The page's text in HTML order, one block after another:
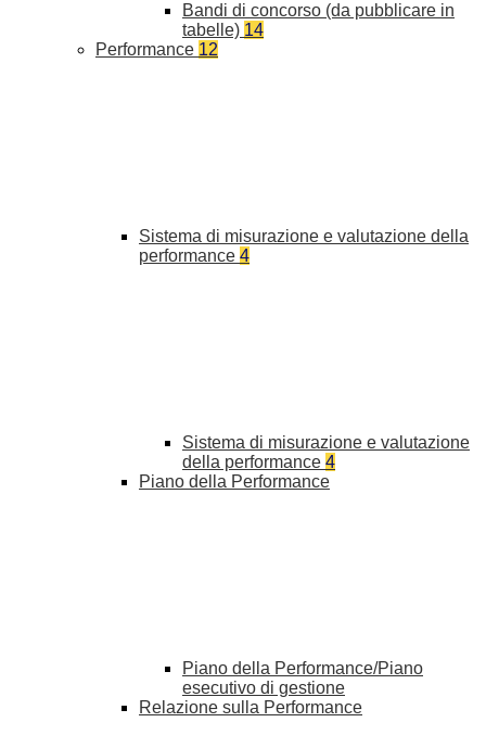
Bandi di concorso (da pubblicare in
tabelle) 14
Performance 12
Sistema di misurazione e valutazione della
performance 4
Sistema di misurazione e valutazione
della performance 4
Piano della Performance
Piano della Performance/Piano
esecutivo di gestione
Relazione sulla Performance